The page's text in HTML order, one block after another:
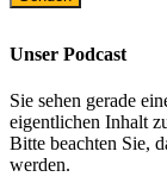
Unser Podcast
Sie sehen gerade
eigentlichen Inhalt
Bitte beachten Sie,
werden.